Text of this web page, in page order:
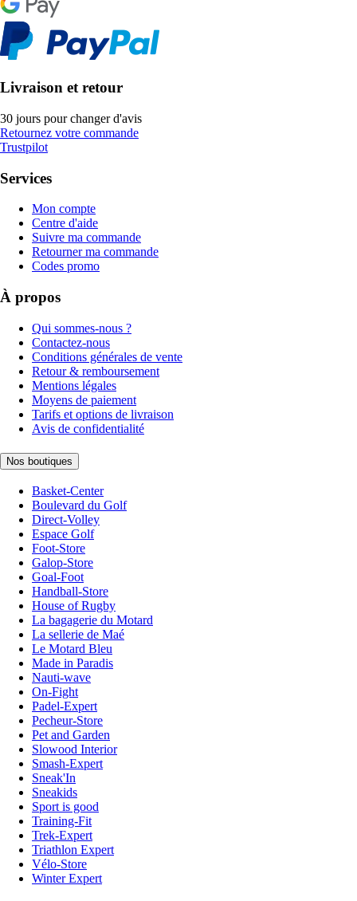
Livraison et retour
30 jours pour changer d'avis
Retournez votre commande
Trustpilot
Services
Mon compte
Centre d'aide
Suivre ma commande
Retourner ma commande
Codes promo
À propos
Qui sommes-nous ?
Contactez-nous
Conditions générales de vente
Retour & remboursement
Mentions légales
Moyens de paiement
Tarifs et options de livraison
Avis de confidentialité
Nos boutiques
Basket-Center
Boulevard du Golf
Direct-Volley
Espace Golf
Foot-Store
Galop-Store
Goal-Foot
Handball-Store
House of Rugby
La bagagerie du Motard
La sellerie de Maé
Le Motard Bleu
Made in Paradis
Nauti-wave
On-Fight
Padel-Expert
Pecheur-Store
Pet and Garden
Slowood Interior
Smash-Expert
Sneak'In
Sneakids
Sport is good
Training-Fit
Trek-Expert
Triathlon Expert
Vélo-Store
Winter Expert